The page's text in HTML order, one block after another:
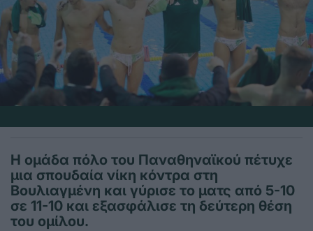
Η ομάδα πόλο του Παναθηναϊκού πέτυχε
μια σπουδαία νίκη κόντρα στη
Βουλιαγμένη και γύρισε το ματς από 5-10
σε 11-10 και εξασφάλισε τη δεύτερη θέση
του ομίλου.